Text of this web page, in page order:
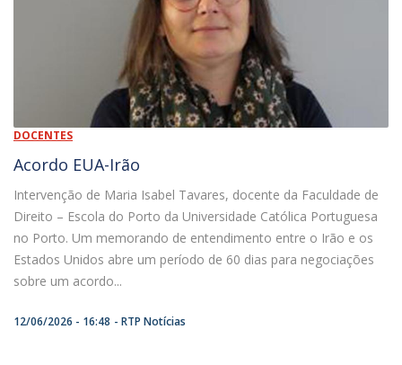
DOCENTES
Acordo EUA-Irão
Intervenção de Maria Isabel Tavares, docente da Faculdade de
Direito – Escola do Porto da Universidade Católica Portuguesa
no Porto. Um memorando de entendimento entre o Irão e os
Estados Unidos abre um período de 60 dias para negociações
sobre um acordo...
12/06/2026 - 16:48 RTP Notícias